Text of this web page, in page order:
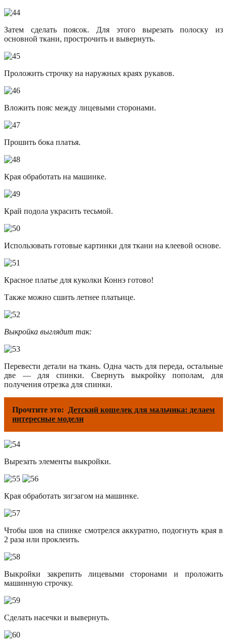
Затем сделать поясок. Для этого вырезать полоску из
основной ткани, прострочить и вывернуть.
Проложить строчку на наружных краях рукавов.
Вложить пояс между лицевыми сторонами.
Прошить бока платья.
Края обработать на машинке.
Край подола украсить тесьмой.
Использовать готовые картинки для ткани на клеевой основе.
Красное платье для куколки Коннэ готово!
Также можно сшить летнее платьице.
Выкройка выглядит так:
Перевести детали на ткань. Одна часть для переда, остальные
две — для спинки. Свернуть выкройку пополам, для
получения отрезка для спинки.
Прочтите это:
Детский кошелек для мальчика: делаем
интересные модели
Вырезать элементы выкройки.
Края обработать зигзагом на машинке.
Чтобы шов на спинке смотрелся аккуратно, подогнуть края в
2 раза или проклеить.
Выкройки закрепить лицевыми сторонами и проложить
машинную строчку.
Сделать насечки и вывернуть.